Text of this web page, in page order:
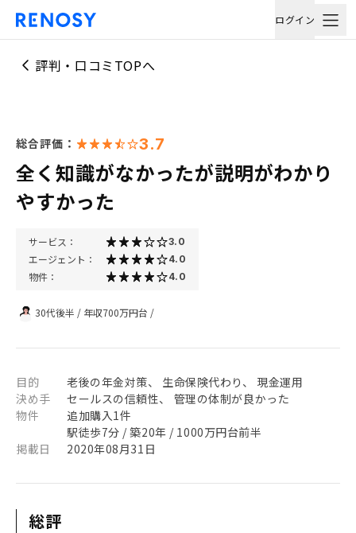
ログイン
評判・口コミTOPへ
総合評価： 3.7
全く知識がなかったが説明がわかり
やすかった
サービス： 3.0
エージェント： 4.0
物件： 4.0
30代後半 / 年収700万円台 /
目的
老後の年金対策、 生命保険代わり、 現金運用
決め手
セールスの信頼性、 管理の体制が良かった
物件
追加購入1件
駅徒歩7分 / 築20年 / 1000万円台前半
掲載日
2020年08月31日
総評